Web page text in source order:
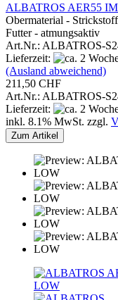
ALBATROS AER55
Obermaterial -
Futter - atmungsaktiv
Art.Nr.: ALBATROS-
Lieferzeit:
(Ausland abweichend)
211,50 CHF
Art.Nr.: ALBATROS-
Lieferzeit:
inkl. 8.1% MwSt. zzgl.
Zum Artikel